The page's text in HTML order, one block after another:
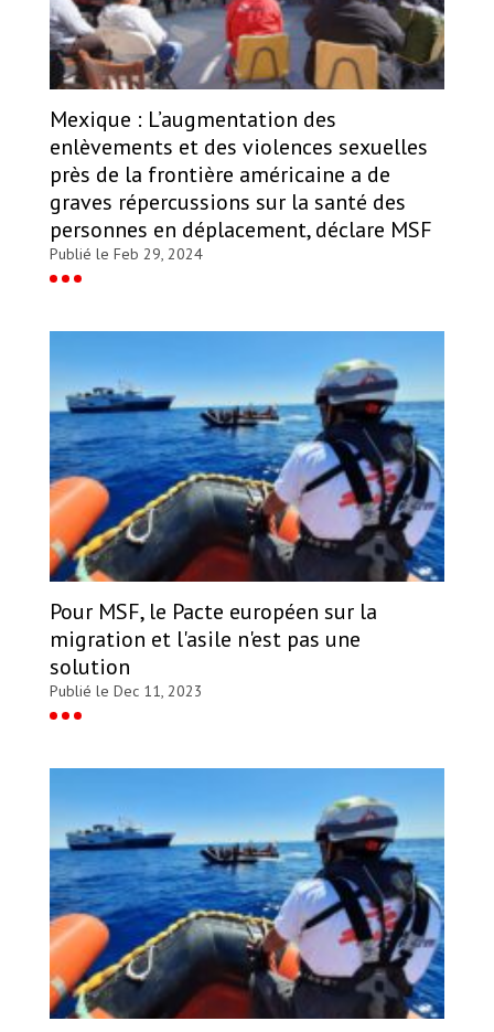
Mexique : L’augmentation des
enlèvements et des violences sexuelles
près de la frontière américaine a de
graves répercussions sur la santé des
personnes en déplacement, déclare MSF
Publié le Feb 29, 2024
Pour MSF, le Pacte européen sur la
migration et l'asile n'est pas une
solution
Publié le Dec 11, 2023